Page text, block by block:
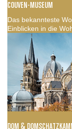
COUVEN-MUSEUM
Das bekannteste
Einblicken in die
DOM &